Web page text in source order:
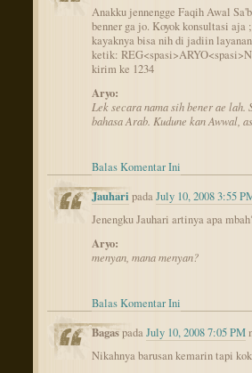
Anakku jennengge Faqih Awal
benner ga jo. Koyok konsultasi aja
kayaknya bisa nih di jadiin
ketik:
kirim ke 1234
Aryo:
Lek secara nama sih bener ae lah.
bahasa Arab. Kudune kan Awwal,
Balas Komentar Ini
Jauhari padaJuly 10, 2008 3:55
Jenengku Jauhari artinya apa
Aryo:
menyan, mana menyan?
Balas Komentar Ini
BagaspadaJuly 10, 2008 7:05 PM
Nikahnya barusan kemarin tapi